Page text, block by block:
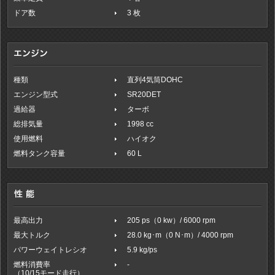
ドア数
3 枚
最高出力
205 ps（0 kw）/ 6000 rpm
最大トルク
28.0 kg･m（0 N･m）/ 4000 rpm
パワーウェイトレシオ
5.9 kg/ps
燃料消費率
-
種類
直列4気筒DOHC
エンジン型式
SR20DET
過給器
ターボ
総排気量
1998 cc
使用燃料
ハイオク
燃料タンク容量
60 L